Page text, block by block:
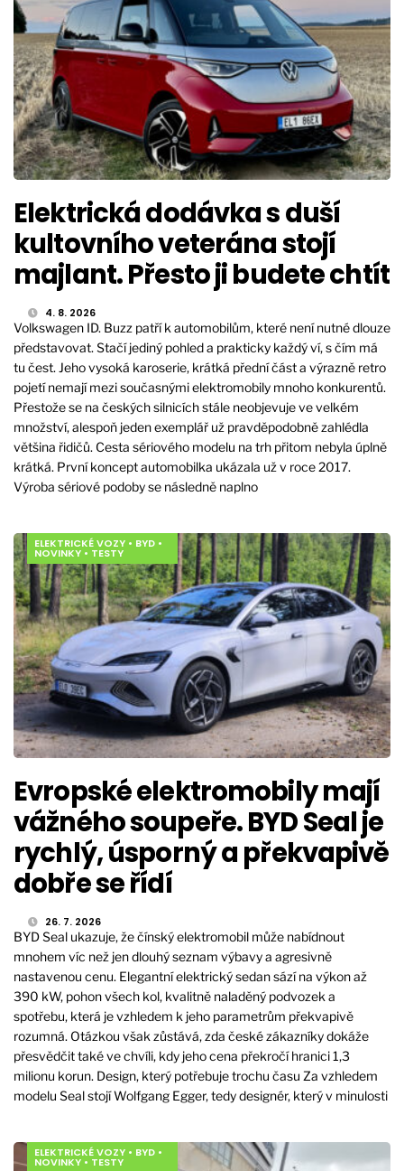
Elektrická dodávka s duší
kultovního veterána stojí
majlant. Přesto ji budete chtít
4. 8. 2026
Volkswagen ID. Buzz patří k automobilům, které není nutné dlouze
představovat. Stačí jediný pohled a prakticky každý ví, s čím má
tu čest. Jeho vysoká karoserie, krátká přední část a výrazně retro
pojetí nemají mezi současnými elektromobily mnoho konkurentů.
Přestože se na českých silnicích stále neobjevuje ve velkém
množství, alespoň jeden exemplář už pravděpodobně zahlédla
většina řidičů. Cesta sériového modelu na trh přitom nebyla úplně
krátká. První koncept automobilka ukázala už v roce 2017.
Výroba sériové podoby se následně naplno
ELEKTRICKÉ VOZY • BYD •
NOVINKY • TESTY
Evropské elektromobily mají
vážného soupeře. BYD Seal je
rychlý, úsporný a překvapivě
dobře se řídí
26. 7. 2026
BYD Seal ukazuje, že čínský elektromobil může nabídnout
mnohem víc než jen dlouhý seznam výbavy a agresivně
nastavenou cenu. Elegantní elektrický sedan sází na výkon až
390 kW, pohon všech kol, kvalitně naladěný podvozek a
spotřebu, která je vzhledem k jeho parametrům překvapivě
rozumná. Otázkou však zůstává, zda české zákazníky dokáže
přesvědčit také ve chvíli, kdy jeho cena překročí hranici 1,3
milionu korun. Design, který potřebuje trochu času Za vzhledem
modelu Seal stojí Wolfgang Egger, tedy designér, který v minulosti
ELEKTRICKÉ VOZY • BYD •
NOVINKY • TESTY